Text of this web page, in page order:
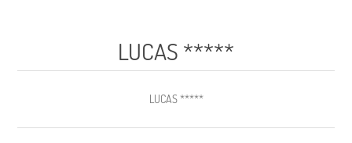
LUCAS *****
LUCAS *****